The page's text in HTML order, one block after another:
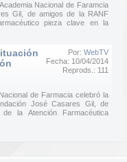
Nacional de Faramcia
Gil, de amigos de la RANF
pieza clave en la
Por: WebTV
Fecha: 10/04/2014
Reprods.: 111
de Farmacia celebró la
José Casares Gil, de
la Atención Farmacéutica